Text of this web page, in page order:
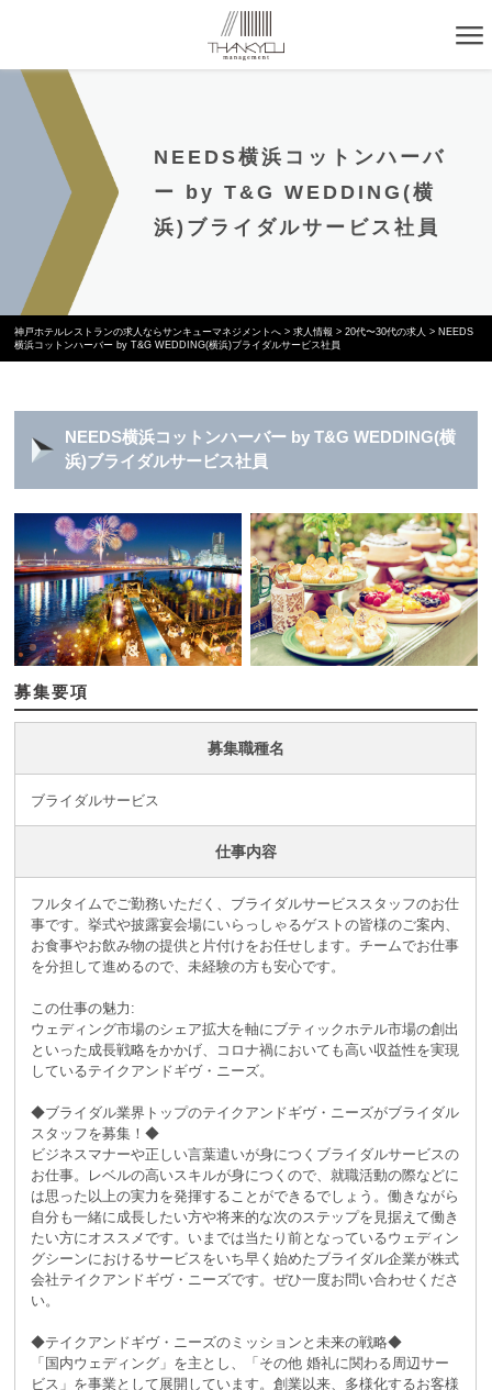
NEEDS横浜コットンハーバ
ー by T&G WEDDING(横
浜)ブライダルサービス社員
神戸ホテルレストランの求人ならサンキューマネジメントへ >求人情報 >20代〜30代の求人 > NEEDS
横浜コットンハーバー by T&G WEDDING(横浜)ブライダルサービス社員
NEEDS横浜コットンハーバー by T&G WEDDING(横
浜)ブライダルサービス社員
募集要項
募集職種名
ブライダルサービス
仕事内容
フルタイムでご勤務いただく、ブライダルサービススタッフのお仕
事です。挙式や披露宴会場にいらっしゃるゲストの皆様のご案内、
お食事やお飲み物の提供と片付けをお任せします。チームでお仕事
を分担して進めるので、未経験の方も安心です。
この仕事の魅力:
ウェディング市場のシェア拡大を軸にブティックホテル市場の創出
といった成長戦略をかかげ、コロナ禍においても高い収益性を実現
しているテイクアンドギヴ・ニーズ。
◆ブライダル業界トップのテイクアンドギヴ・ニーズがブライダル
スタッフを募集！◆
ビジネスマナーや正しい言葉遣いが身につくブライダルサービスの
お仕事。レベルの高いスキルが身につくので、就職活動の際などに
は思った以上の実力を発揮することができるでしょう。働きながら
自分も一緒に成長したい方や将来的な次のステップを見据えて働き
たい方にオススメです。いまでは当たり前となっているウェディン
グシーンにおけるサービスをいち早く始めたブライダル企業が株式
会社テイクアンドギヴ・ニーズです。ぜひ一度お問い合わせくださ
い。
◆テイクアンドギヴ・ニーズのミッションと未来の戦略◆
「国内ウェディング」を主とし、「その他 婚礼に関わる周辺サー
ビス」を事業として展開しています。創業以来、多様化するお客様